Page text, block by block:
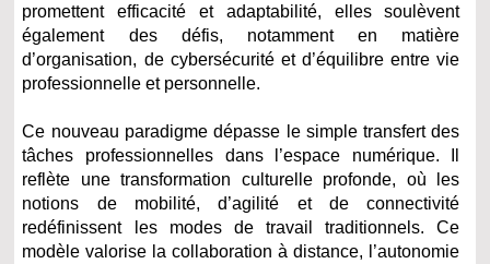
promettent efficacité et adaptabilité, elles soulèvent
également des défis, notamment en matière
d’organisation, de cybersécurité et d’équilibre entre vie
professionnelle et personnelle.
Ce nouveau paradigme dépasse le simple transfert des
tâches professionnelles dans l’espace numérique. Il
reflète une transformation culturelle profonde, où les
notions de mobilité, d’agilité et de connectivité
redéfinissent les modes de travail traditionnels. Ce
modèle valorise la collaboration à distance, l’autonomie